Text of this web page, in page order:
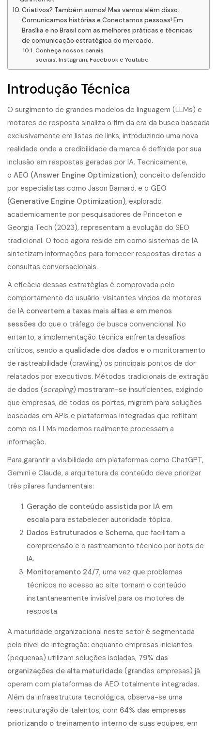
Criativos? Também somos! Mas vamos além disso:
Comunicamos histórias e Conectamos pessoas! Em
Brasília e no Brasil com as melhores práticas e técnicas
de comunicação estratégica do mercado.
Conheça nossos canais
sociais: Instagram, Facebook e Youtube
Introdução Técnica
O surgimento de grandes modelos de linguagem (LLMs) e
motores de resposta sinaliza o fim da era da busca baseada
exclusivamente em listas de links, introduzindo uma nova
realidade onde a credibilidade da marca é definida por sua
inclusão em respostas geradas por IA. Tecnicamente,
o AEO (Answer Engine Optimization), conceito defendido
por especialistas como Jason Barnard, e o GEO
(Generative Engine Optimization), explorado
academicamente por pesquisadores de Princeton e
Georgia Tech (2023), representam a evolução do SEO
tradicional. O foco agora reside em como sistemas de IA
sintetizam informações para fornecer respostas diretas a
consultas conversacionais.
A eficácia dessas estratégias é comprovada pelo
comportamento do usuário: visitantes vindos de motores
de IA convertem a taxas mais altas e em menos
sessões do que o tráfego de busca convencional. No
entanto, a implementação técnica enfrenta desafios
críticos, sendo a qualidade dos dados e o monitoramento
de rastreabilidade (crawling) os principais pontos de dor
relatados por executivos. Métodos tradicionais de extração
de dados (scraping) mostraram-se insuficientes, exigindo
que empresas, de todos os portes, migrem para soluções
baseadas em APIs e plataformas integradas que reflitam
como os LLMs modernos realmente processam a
informação.
Para garantir a visibilidade em plataformas como ChatGPT,
Gemini e Claude, a arquitetura de conteúdo deve priorizar
três pilares fundamentais:
Geração de conteúdo assistida por IA em
escala para estabelecer autoridade tópica.
Dados Estruturados e Schema, que facilitam a
compreensão e o rastreamento técnico por bots de
IA.
Monitoramento 24/7, uma vez que problemas
técnicos no acesso ao site tornam o conteúdo
instantaneamente invisível para os motores de
resposta.
A maturidade organizacional neste setor é segmentada
pelo nível de integração: enquanto empresas iniciantes
(pequenas) utilizam soluções isoladas, 79% das
organizações de alta maturidade (grandes empresas) já
operam com plataformas de AEO totalmente integradas.
Além da infraestrutura tecnológica, observa-se uma
reestruturação de talentos, com 64% das empresas
priorizando o treinamento interno de suas equipes, em